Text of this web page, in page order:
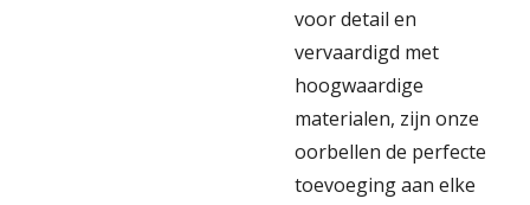
voor detail en
vervaardigd met
hoogwaardige
materialen, zijn onze
oorbellen de perfecte
toevoeging aan elke